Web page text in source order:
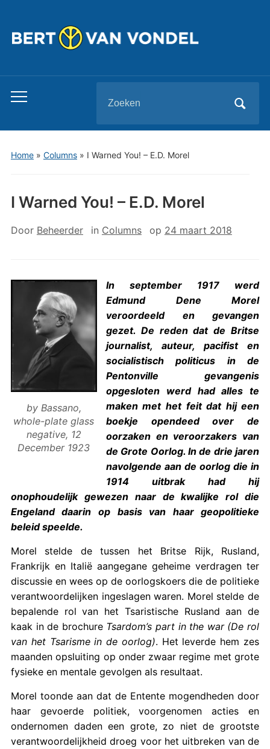
Toggle
menu
naar:
Home» Columns» I Warned You! – E.D. Morel
I Warned You! – E.D. Morel
Door Beheerder in Columns op 24 maart 2018
by Bassano,
whole-plate glass
negative, 12
December 1923
In september 1917 werd
Edmund Dene Morel
veroordeeld en gevangen
gezet. De reden dat de Britse
journalist, auteur, pacifist en
socialistisch politicus in de
Pentonville gevangenis
opgesloten werd had alles te
maken met het feit dat hij een
boekje opendeed over de
oorzaken en veroorzakers van
de Grote Oorlog. In de drie jaren
navolgende aan de oorlog die in
1914 uitbrak had hij
onophoudelijk gewezen naar de kwalijke rol die
Engeland daarin op basis van haar geopolitieke
beleid speelde.
Morel stelde de tussen het Britse Rijk, Rusland,
Frankrijk en Italië aangegane geheime verdragen ter
discussie en wees op de oorlogskoers die de politieke
verantwoordelijken ingeslagen waren. Morel stelde de
bepalende rol van het Tsaristische Rusland aan de
kaak in de brochure Tsardom’s part in the war (De rol
van het Tsarisme in de oorlog). Het leverde hem zes
maanden opsluiting op onder zwaar regime met grote
fysieke en mentale gevolgen als resultaat.
Morel toonde aan dat de Entente mogendheden door
haar gevoerde politiek, voorgenomen acties en
ondernomen daden een grote, zo niet de grootste
verantwoordelijkheid droeg voor het uitbreken van de